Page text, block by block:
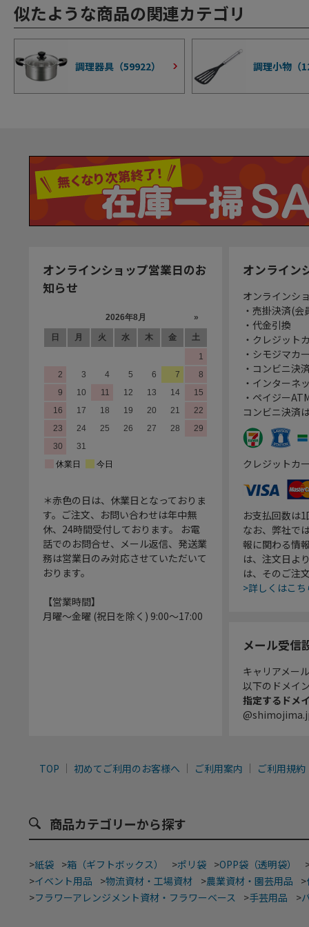
似たような商品の関連カテゴリ
調理器具（59922） 調理小物（
オンラインショップ営業日のお
知らせ
＊赤色の日は、休業日となっておりま
す。ご注文、お問い合わせは年中無
休、24時間受付しております。 お電
話でのお問合せ、メール返信、発送業
務は営業日のみ対応させていただいて
おります。
【営業時間】
月曜～金曜 (祝日を除く) 9:00～17:00
オンライン
オンラインシ
・売掛決済(
・代金引換
・クレジット
・シモジマカ
・コンビニ決
・インターネ
・ペイジー
コンビニ決済
クレジットカ
お支払回数は
なお、弊社で
報に関わる情
は、注文日よ
は、そのご注
>詳しくはこち
メール受信
キャリアメー
以下のドメイ
指定するドメ
TOP 初めてご利用のお客様へ ご利用案内 ご利用規約
商品カテゴリーから探す
>紙袋 >箱（ギフトボックス） >ポリ袋 >OPP袋（透明袋）
>イベント用品 >物流資材・工場資材 >農業資材・園芸用品 >
>フラワーアレンジメント資材・フラワーベース >手芸用品 >